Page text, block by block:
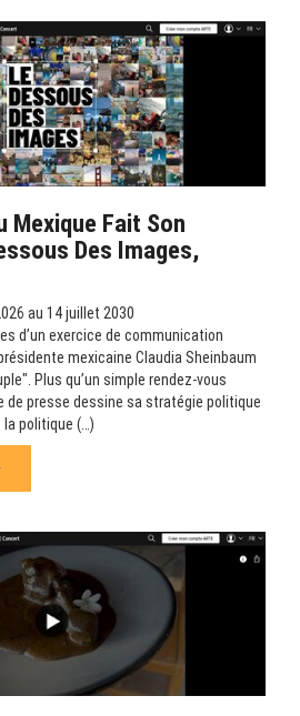
Mexique Fait Son
Des Images,
au 14 juillet 2030
d’un exercice de communication
mexicaine Claudia Sheinbaum
Plus qu’un simple rendez-vous
presse dessine sa stratégie politique
la politique (…)